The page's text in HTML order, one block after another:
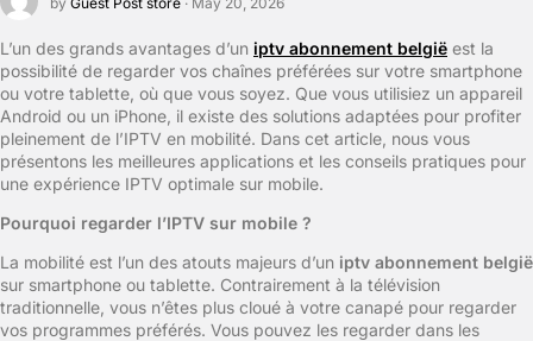
L’un des grands avantages d’un iptv abonnement belgië est la
possibilité de regarder vos chaînes préférées sur votre smartphone
ou votre tablette, où que vous soyez. Que vous utilisiez un appareil
Android ou un iPhone, il existe des solutions adaptées pour profiter
pleinement de l’IPTV en mobilité. Dans cet article, nous vous
présentons les meilleures applications et les conseils pratiques pour
une expérience IPTV optimale sur mobile.
Pourquoi regarder l’IPTV sur mobile ?
La mobilité est l’un des atouts majeurs d’un iptv abonnement belgië
sur smartphone ou tablette. Contrairement à la télévision
traditionnelle, vous n’êtes plus cloué à votre canapé pour regarder
vos programmes préférés. Vous pouvez les regarder dans les